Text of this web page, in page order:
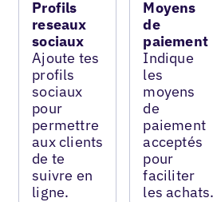
Profils
reseaux
sociaux
Ajoute tes
profils
sociaux
pour
permettre
aux clients
de te
suivre en
ligne.
Moyens
de
paiement
Indique
les
moyens
de
paiement
acceptés
pour
faciliter
les achats.